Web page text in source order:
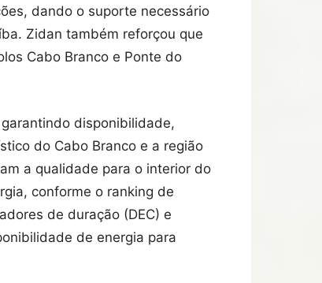
dando o suporte necessário
Zidan também reforçou que
Cabo Branco e Ponte do
disponibilidade,
do Cabo Branco e a região
a qualidade para o interior do
conforme o ranking de
de duração (DEC) e
de energia para